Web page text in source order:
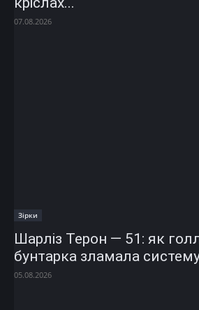
07.08.2026
Зірки
Шарліз Терон — 51: як
бунтарка зламала
05.08.2026